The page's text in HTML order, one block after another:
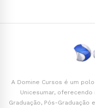
A Domine Cursos é um
Unicesumar,
Graduação, Pós-Graduação